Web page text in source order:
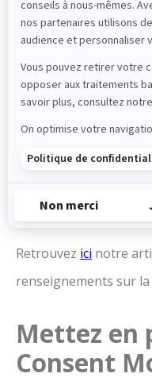
Dans le cas où vous
360, les équipes
migrer rapidement
Analytics 4. Cela vous
remarketing, les
conversion ainsi que
Retrouvez ici notre
renseignements sur
Mettez en
Consent